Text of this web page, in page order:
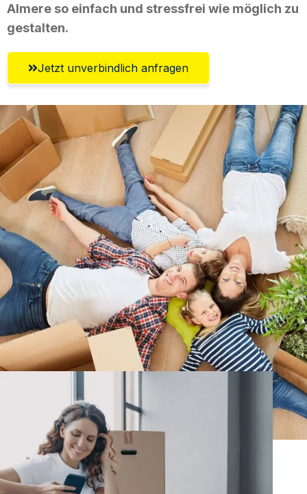
Almere so einfach und stressfrei wie möglich zu
gestalten.
Jetzt unverbindlich anfragen